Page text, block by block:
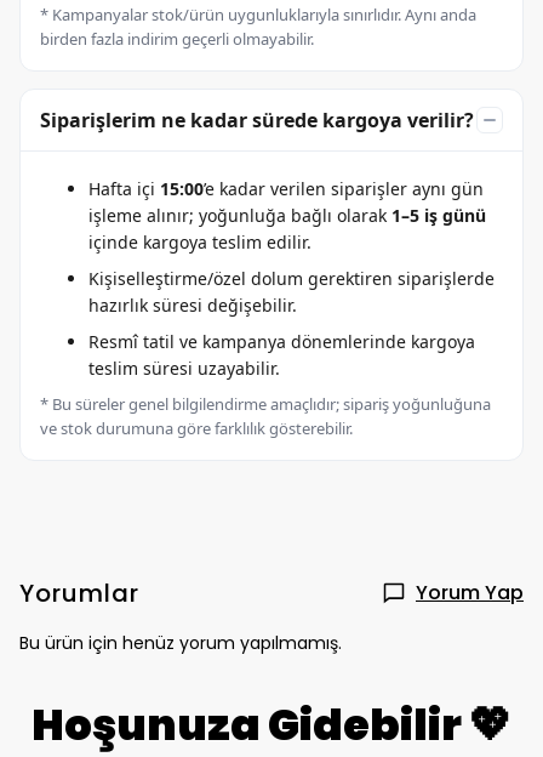
* Kampanyalar stok/ürün uygunluklarıyla sınırlıdır. Aynı anda
birden fazla indirim geçerli olmayabilir.
Siparişlerim ne kadar sürede kargoya verilir?
Hafta içi 15:00’e kadar verilen siparişler aynı gün
işleme alınır; yoğunluğa bağlı olarak 1–5 iş günü
içinde kargoya teslim edilir.
Kişiselleştirme/özel dolum gerektiren siparişlerde
hazırlık süresi değişebilir.
Resmî tatil ve kampanya dönemlerinde kargoya
teslim süresi uzayabilir.
* Bu süreler genel bilgilendirme amaçlıdır; sipariş yoğunluğuna
ve stok durumuna göre farklılık gösterebilir.
Yorumlar Yorum Yap
Bu ürün için henüz yorum yapılmamış.
Hoşunuza Gidebilir 💖